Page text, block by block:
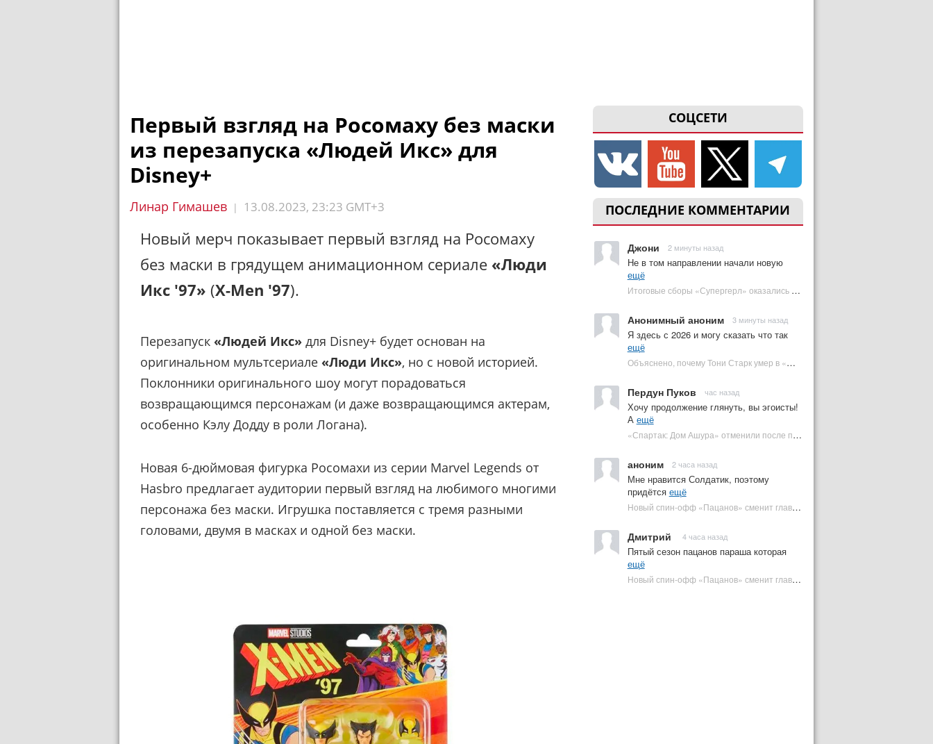
СОЦСЕТИ
ПОСЛЕДНИЕ КОММЕНТАРИИ
Джони 2 минуты назад
Не в том направлении начали новую
ещё
Итоговые сборы «Супергерл» оказались худшими для DC за два десятилетия | Plugged In Ru
Анонимный аноним 3 минуты назад
Я здесь с 2026 и могу сказать что так
ещё
Объяснено, почему Тони Старк умер в «Мстителях: Финал» вместо Стива Роджерса
Пердун Пуков час назад
Хочу продолжение глянуть, вы эгоисты!
А ещё
«Спартак: Дом Ашура» отменили после первого сезона | Plugged In Ru
аноним 2 часа назад
Мне нравится Солдатик, поэтому
придётся ещё
Новый спин-офф «Пацанов» сменит главного героя | Plugged In Ru
Дмитрий 4 часа назад
Пятый сезон пацанов параша которая
ещё
Новый спин-офф «Пацанов» сменит главного героя | Plugged In Ru
Первый взгляд на Росомаху без маски
из перезапуска «Людей Икс» для
Disney+
Линар Гимашев | 13.08.2023, 23:23 GMT+3
Новый мерч показывает первый взгляд на Росомаху
без маски в грядущем анимационном сериале «Люди
Икс '97» (X-Men '97).
Перезапуск «Людей Икс» для Disney+ будет основан на
оригинальном мультсериале «Люди Икс», но с новой историей.
Поклонники оригинального шоу могут порадоваться
возвращающимся персонажам (и даже возвращающимся актерам,
особенно Кэлу Додду в роли Логана).
Новая 6-дюймовая фигурка Росомахи из серии Marvel Legends от
Hasbro предлагает аудитории первый взгляд на любимого многими
персонажа без маски. Игрушка поставляется с тремя разными
головами, двумя в масках и одной без маски.